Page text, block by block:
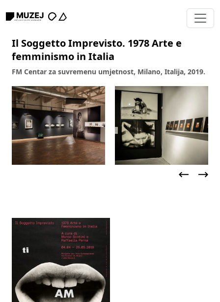
Il Soggetto Imprevisto. 1978 Arte e
femminismo in Italia
FM Centar za suvremenu umjetnost, Milano, Italija, 2019.